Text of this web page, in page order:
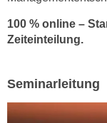
100 % online –
Zeiteinteilung.
Seminarleitung
n
.
m
h
o
k
s
e